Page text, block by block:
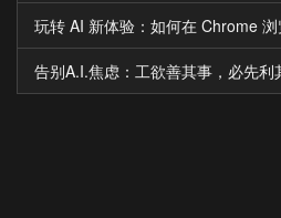
玩转 AI 新体验：如何在 Chrome
告别A.I.焦虑：工欲善其事，必先利